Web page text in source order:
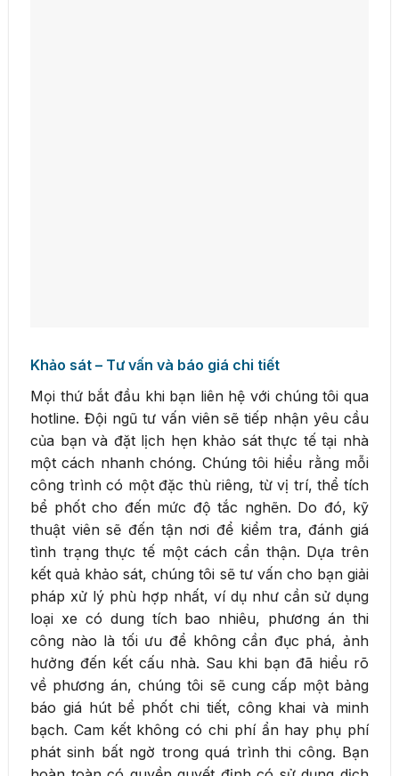
Khảo sát – Tư vấn và báo giá chi tiết
Mọi thứ bắt đầu khi bạn liên hệ với chúng tôi qua
hotline. Đội ngũ tư vấn viên sẽ tiếp nhận yêu cầu
của bạn và đặt lịch hẹn khảo sát thực tế tại nhà
một cách nhanh chóng. Chúng tôi hiểu rằng mỗi
công trình có một đặc thù riêng, từ vị trí, thể tích
bể phốt cho đến mức độ tắc nghẽn. Do đó, kỹ
thuật viên sẽ đến tận nơi để kiểm tra, đánh giá
tình trạng thực tế một cách cẩn thận. Dựa trên
kết quả khảo sát, chúng tôi sẽ tư vấn cho bạn giải
pháp xử lý phù hợp nhất, ví dụ như cần sử dụng
loại xe có dung tích bao nhiêu, phương án thi
công nào là tối ưu để không cần đục phá, ảnh
hưởng đến kết cấu nhà. Sau khi bạn đã hiểu rõ
về phương án, chúng tôi sẽ cung cấp một bảng
báo giá hút bể phốt chi tiết, công khai và minh
bạch. Cam kết không có chi phí ẩn hay phụ phí
phát sinh bất ngờ trong quá trình thi công. Bạn